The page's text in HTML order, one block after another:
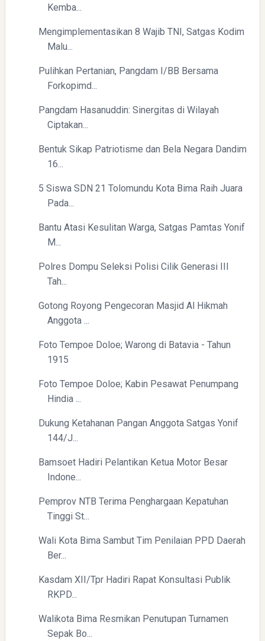
Yaqut Cholil Qoumas: Inspirasi Kepemimpinan dan
Directurat Jenderal Pajak: Langkah Signifikan Menuju
Kemba...
Mengimplementasikan 8 Wajib TNI, Satgas Kodim
Malu...
Pulihkan Pertanian, Pangdam I/BB Bersama
Forkopimd...
Pangdam Hasanuddin: Sinergitas di Wilayah
Ciptakan...
Bentuk Sikap Patriotisme dan Bela Negara Dandim
16...
5 Siswa SDN 21 Tolomundu Kota Bima Raih Juara
Pada...
Bantu Atasi Kesulitan Warga, Satgas Pamtas Yonif
M...
Polres Dompu Seleksi Polisi Cilik Generasi III
Tah...
Gotong Royong Pengecoran Masjid Al Hikmah
Anggota ...
Foto Tempoe Doloe; Warong di Batavia - Tahun
1915
Foto Tempoe Doloe; Kabin Pesawat Penumpang
Hindia ...
Dukung Ketahanan Pangan Anggota Satgas Yonif
144/J...
Bamsoet Hadiri Pelantikan Ketua Motor Besar
Indone...
Pemprov NTB Terima Penghargaan Kepatuhan
Tinggi St...
Wali Kota Bima Sambut Tim Penilaian PPD Daerah
Ber...
Kasdam XII/Tpr Hadiri Rapat Konsultasi Publik
RKPD...
Walikota Bima Resmikan Penutupan Turnamen
Sepak Bo...